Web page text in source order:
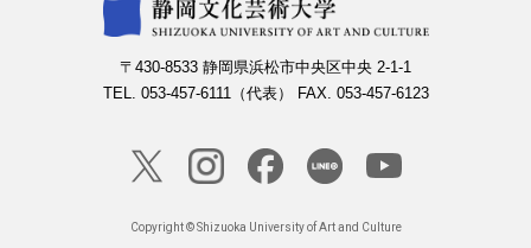
〒430-8533 静岡県浜松市中央区中央 2-1-1
TEL. 053-457-6111（代表） FAX. 053-457-6123
Copyright © Shizuoka University of Art and Culture